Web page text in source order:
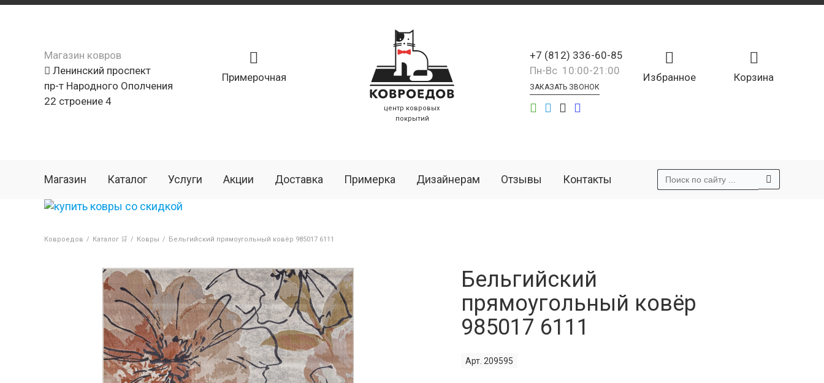
Магазин ковров
Ленинский проспект
пр-т Народного Ополчения
22 строение 4
Примерочная
центр ковровых
покрытий
Корзина
Избранное
+7 (812) 336-60-85
Пн-Вс 10:00-21:00
ЗАКАЗАТЬ ЗВОНОК
Магазин Каталог Услуги Акции Доставка Примерка Дизайнерам Отзывы Контакты
Ковроедов / Каталог 🛒 / Ковры / Бельгийский прямоугольный ковёр 985017 6111
Бельгийский
прямоугольный ковёр
985017 6111
Арт. 209595